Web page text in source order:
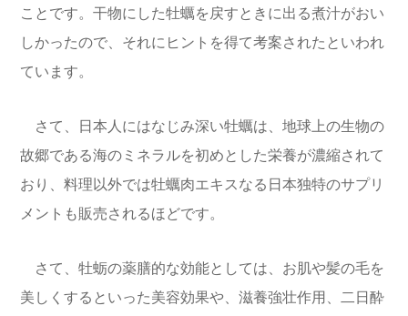
ことです。干物にした牡蠣を戻すときに出る煮汁がおい
しかったので、それにヒントを得て考案されたといわれ
ています。
さて、日本人にはなじみ深い牡蠣は、地球上の生物の
故郷である海のミネラルを初めとした栄養が濃縮されて
おり、料理以外では牡蠣肉エキスなる日本独特のサプリ
メントも販売されるほどです。
さて、牡蛎の薬膳的な効能としては、お肌や髪の毛を
美しくするといった美容効果や、滋養強壮作用、二日酔